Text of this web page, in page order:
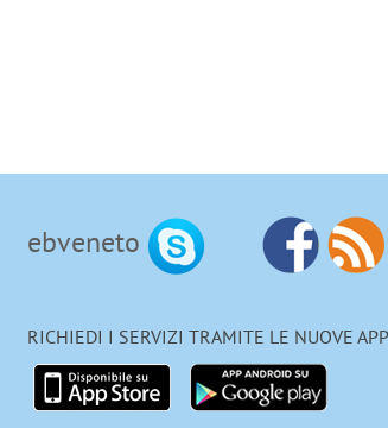
ebveneto
RICHIEDI I SERVIZI TRAMITE LE NUOVE